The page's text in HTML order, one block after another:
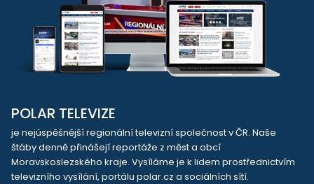
POLAR TELEVIZE
je nejúspěšnější regionální televizní společnost v ČR. Naše
štáby denně přinášejí reportáže z měst a obcí
Moravskoslezského kraje. Vysíláme je k lidem prostřednictvím
televizního vysílání, portálu polar.cz a sociálních sítí.